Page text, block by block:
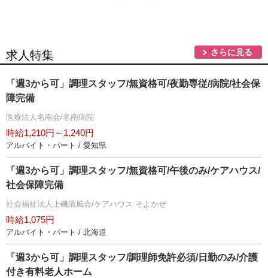
求人特集 さらに見る
「週3から可」調理スタッフ/無資格可/夜勤専従/病院/社会保
障完備
医療法人名南会/名南病院
時給1,210円～1,240円
アルバイト・パート / 愛知県
「週3から可」調理スタッフ/無資格可/午後のみ/ケアハウス/
社会保障完備
社会福祉法人上磯清風会/ケアハウス そよかぜ
時給1,075円
アルバイト・パート / 北海道
「週3から可」調理スタッフ/調理師免許必須/日勤のみ/介護
付き有料老人ホーム